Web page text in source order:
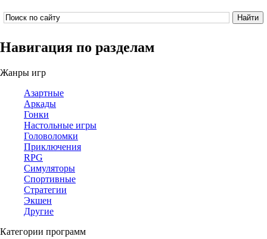
Навигация по разделам
Жанры игр
Азартные
Аркады
Гонки
Настольные игры
Головоломки
Приключения
RPG
Симуляторы
Спортивные
Стратегии
Экшен
Другие
Категории программ